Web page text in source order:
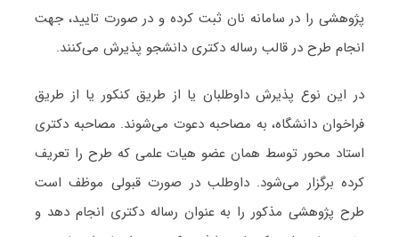
پژوهشی را در سامانه نان ثبت کرده و در صورت تایید، جهت
انجام طرح در قالب رساله دکتری دانشجو پذیرش می‌کنند.
در این نوع پذیرش داوطلبان یا از طریق کنکور یا از طریق
فراخوان دانشگاه، به مصاحبه دعوت می‌شوند. مصاحبه دکتری
استاد محور توسط همان عضو هیات علمی که طرح را تعریف
کرده برگزار می‌شود. داوطلب در صورت قبولی موظف است
طرح پژوهشی مذکور را به عنوان رساله دکتری انجام دهد و